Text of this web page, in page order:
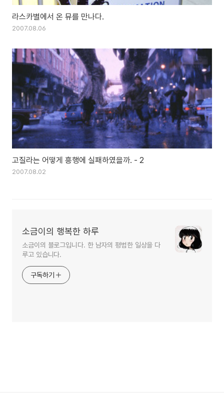
라스카별에서 온 뮤를 만나다.
2007.08.06
고질라는 어떻게 흥행에 실패하였을까. - 2
2007.08.02
소금이의 행복한 하루
소금이의 블로그입니다. 한 남자의 평범한 일상을 다
루고 있습니다.
구독하기